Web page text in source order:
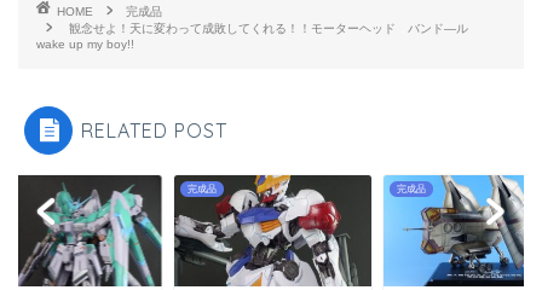
HOME
完成品
観念せよ！天に変わって成敗してくれる！！モーターヘッド バンド―ル
wake up my boy!!
RELATED POST
完成品 完成品